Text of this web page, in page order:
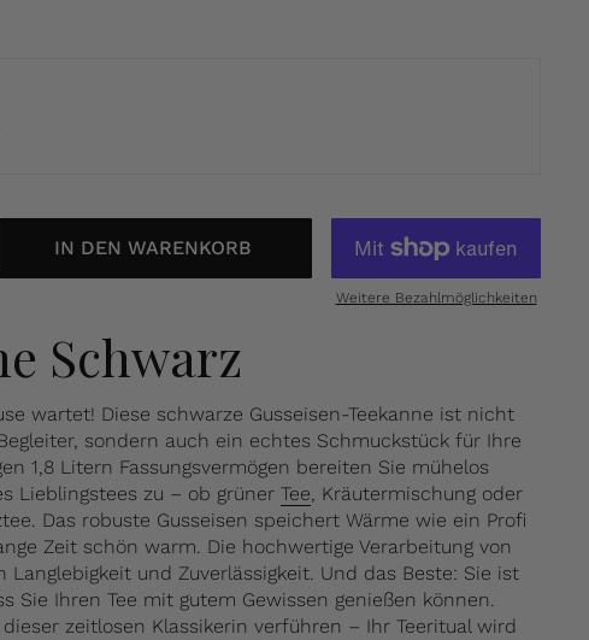
IN DEN WARENKORB
Weitere Bezahlmöglichkeiten
Schwarz
wartet! Diese schwarze Gusseisen-Teekanne ist nicht
sondern auch ein echtes Schmuckstück für Ihre
1,8 Litern Fassungsvermögen bereiten Sie mühelos
Lieblingstees zu – ob grüner Tee, Kräutermischung oder
Das robuste Gusseisen speichert Wärme wie ein Profi
Zeit schön warm. Die hochwertige Verarbeitung von
Langlebigkeit und Zuverlässigkeit. Und das Beste: Sie ist
Sie Ihren Tee mit gutem Gewissen genießen können.
zeitlosen Klassikerin verführen – Ihr Teeritual wird